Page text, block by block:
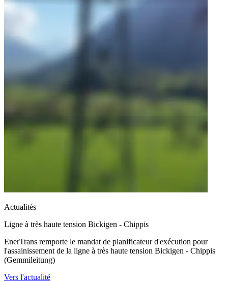
Actualités
Ligne à très haute tension Bickigen - Chippis
EnerTrans remporte le mandat de planificateur d'exécution pour
l'assainissement de la ligne à très haute tension Bickigen - Chippis
(Gemmileitung)
Vers l'actualité